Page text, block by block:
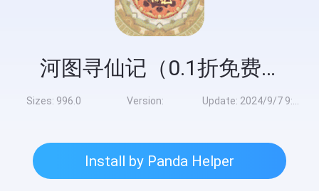
河图寻仙记（0.1折免费版）
Sizes: 996.0 Version: Update: 2024/9/7 9:00:00
Install by Panda Helper